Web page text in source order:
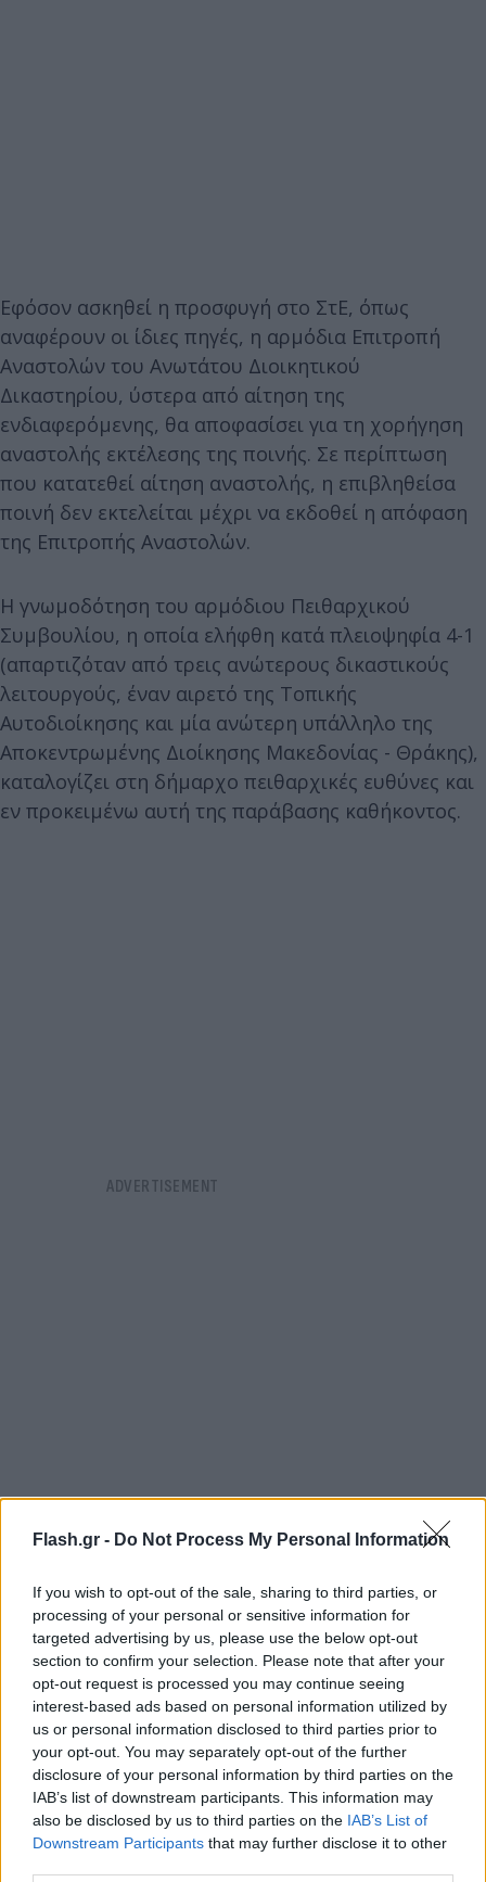
Flash.gr - Do Not Process My Personal Information
If you wish to opt-out of the sale, sharing to third parties, or
processing of your personal or sensitive information for
targeted advertising by us, please use the below opt-out
section to confirm your selection. Please note that after your
opt-out request is processed you may continue seeing
interest-based ads based on personal information utilized by
us or personal information disclosed to third parties prior to
your opt-out. You may separately opt-out of the further
disclosure of your personal information by third parties on the
IAB’s list of downstream participants. This information may
also be disclosed by us to third parties on the IAB’s List of
Downstream Participants that may further disclose it to other
Εφόσον ασκηθεί η προσφυγή στο ΣτΕ, όπως
αναφέρουν οι ίδιες πηγές, η αρμόδια Επιτροπή
Αναστολών του Ανωτάτου Διοικητικού
Δικαστηρίου, ύστερα από αίτηση της
ενδιαφερόμενης, θα αποφασίσει για τη χορήγηση
αναστολής εκτέλεσης της ποινής. Σε περίπτωση
που κατατεθεί αίτηση αναστολής, η επιβληθείσα
ποινή δεν εκτελείται μέχρι να εκδοθεί η απόφαση
της Επιτροπής Αναστολών.
Η γνωμοδότηση του αρμόδιου Πειθαρχικού
Συμβουλίου, η οποία ελήφθη κατά πλειοψηφία 4-1
(απαρτιζόταν από τρεις ανώτερους δικαστικούς
λειτουργούς, έναν αιρετό της Τοπικής
Αυτοδιοίκησης και μία ανώτερη υπάλληλο της
Αποκεντρωμένης Διοίκησης Μακεδονίας - Θράκης),
καταλογίζει στη δήμαρχο πειθαρχικές ευθύνες και
εν προκειμένω αυτή της παράβασης καθήκοντος.
την ετυμηγορία του, το Συμβούλιο της καταλογίζει
αφενός ότι επέτρεψε τη μη νόμιμη λειτουργία του
λούνα παρκ (στο Πευκοχώρι), παρότι γνώριζε και
πάντως όφειλε να γνωρίζει ότι αυτό δεν διέθετε
έγκριση λειτουργίας, και αφετέρου ότι δεν έλαβε
όλα τα νόμιμα μέτρα για τη διακοπή της
λειτουργίας του, όταν ο δήμος Κασσάνδρας
πληροφορήθηκε τη μη νόμιμη λειτουργία του.
Χαλκιά «Πιστεύω ακράδαντα στην αθωότητα